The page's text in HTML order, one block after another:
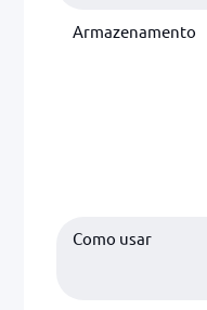
Armazenamento
Como usar